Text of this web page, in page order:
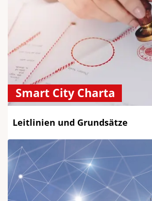
Smart City Charta
Leitlinien und Grundsätze